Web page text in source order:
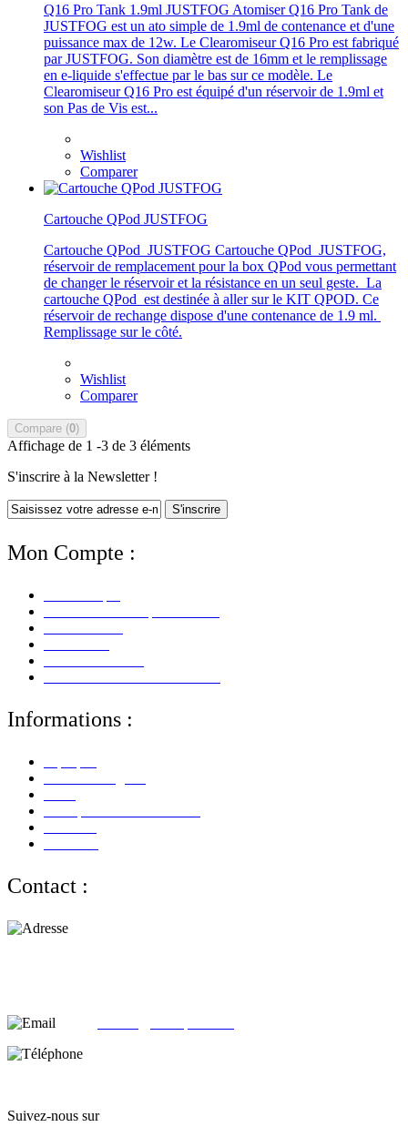
Q16 Pro Tank 1.9ml JUSTFOG Atomiser Q16 Pro Tank de
JUSTFOG est un ato simple de 1.9ml de contenance et d'une
puissance max de 12w. Le Clearomiseur Q16 Pro est fabriqué
par JUSTFOG. Son diamètre est de 16mm et le remplissage
en e-liquide s'effectue par le bas sur ce modèle. Le
Clearomiseur Q16 Pro est équipé d'un réservoir de 1.9ml et
son Pas de Vis est...
Wishlist
Comparer
Cartouche QPod JUSTFOG
Cartouche QPod JUSTFOG Cartouche QPod JUSTFOG,
réservoir de remplacement pour la box QPod vous permettant
de changer le réservoir et la résistance en un seul geste. La
cartouche QPod est destinée à aller sur le KIT QPOD. Ce
réservoir de rechange dispose d'une contenance de 1.9 ml.
Remplissage sur le côté.
Wishlist
Comparer
Compare (0)
Affichage de 1 -3 de 3 éléments
S'inscrire à la Newsletter !
S'inscrire
Mon Compte :
Informations :
Contact :
Suivez-nous sur